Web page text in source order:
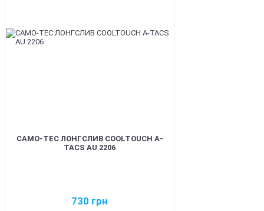
CAMO-TEC ЛОНГСЛИВ COOLTOUCH A-
TACS AU 2206
730 грн